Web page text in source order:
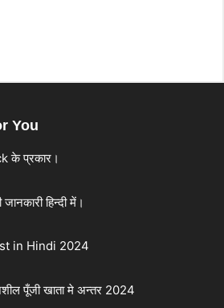
You
के प्रकार।
हिन्दी में।
in Hindi 2024
पूँजी खाता मे अन्तर 2024